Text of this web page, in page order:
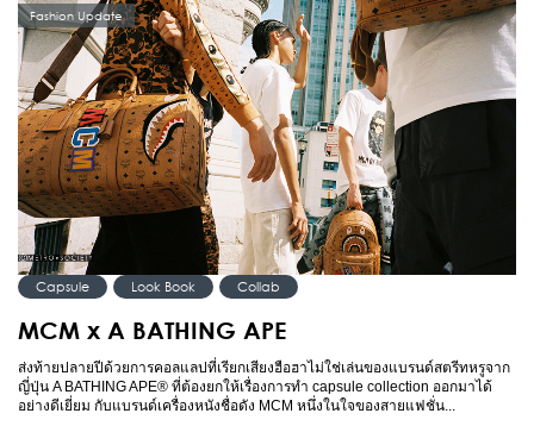
Fashion Update
Capsule Look Book Collab
MCM x A BATHING APE
ส่งท้ายปลายปีด้วยการคอลแลปที่เรียกเสียงฮือฮาไม่ใช่เล่นของแบรนด์สตรีทหรูจาก
ญี่ปุ่น A BATHING APE® ที่ต้องยกให้เรื่องการทำ capsule collection ออกมาได้
อย่างดีเยี่ยม กับแบรนด์เครื่องหนังชื่อดัง MCM หนึ่งในใจของสายแฟชั่น...